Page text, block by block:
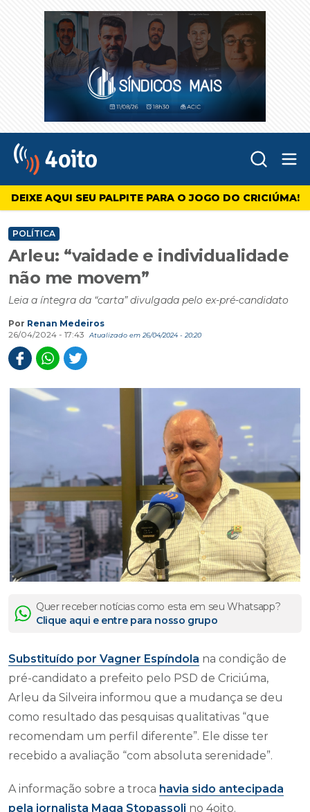
4oito
DEIXE AQUI SEU PALPITE PARA O JOGO DO CRICIÚMA!
POLÍTICA
Arleu: “vaidade e individualidade
não me movem”
Leia a íntegra da “carta” divulgada pelo ex-pré-candidato
Por Renan Medeiros
26/04/2024 - 17:43
Atualizado em 26/04/2024 - 20:20
Quer receber notícias como esta em seu Whatsapp?
Clique aqui e entre para nosso grupo
Substituído por Vagner Espíndola na condição de
pré-candidato a prefeito pelo PSD de Criciúma,
Arleu da Silveira informou que a mudança se deu
como resultado das pesquisas qualitativas “que
recomendam um perfil diferente”. Ele disse ter
recebido a avaliação “com absoluta serenidade”.
A informação sobre a troca havia sido antecipada
pela jornalista Maga Stopassoli no 4oito.